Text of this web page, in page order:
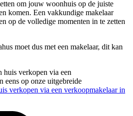
om jouw woonhuis op de juiste
komen. Een vakkundige makelaar
op de volledige momenten in te zetten
moet dus met een makelaar, dit kan
huis verkopen via een
eens op onze uitgebreide
verkopen via een verkoopmakelaar in